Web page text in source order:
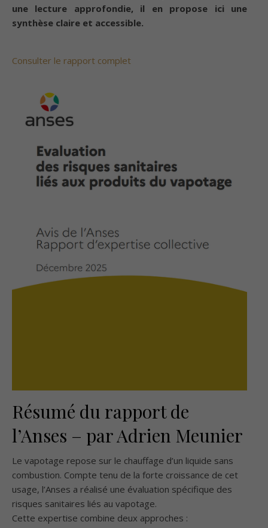
une lecture approfondie, il en propose ici une
synthèse claire et accessible.
Consulter le rapport complet
Résumé du rapport de
l’Anses – par Adrien Meunier
Le vapotage repose sur le chauffage d’un liquide sans
combustion. Compte tenu de la forte croissance de cet
usage, l’Anses a réalisé une évaluation spécifique des
risques sanitaires liés au vapotage.
Cette expertise combine deux approches :